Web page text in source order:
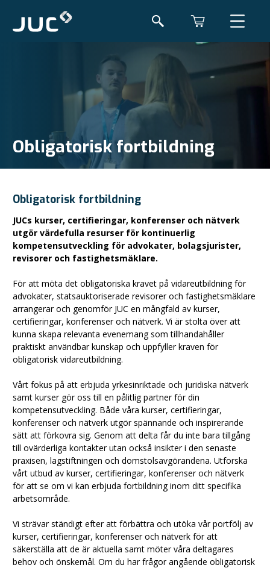
Obligatorisk fortbildning
Obligatorisk fortbildning
JUCs kurser, certifieringar, konferenser och nätverk
utgör värdefulla resurser för kontinuerlig
kompetensutveckling för advokater, bolagsjurister,
revisorer och fastighetsmäklare.
För att möta det obligatoriska kravet på vidareutbildning för
advokater, statsauktoriserade revisorer och fastighetsmäklare
arrangerar och genomför JUC en mångfald av kurser,
certifieringar, konferenser och nätverk. Vi är stolta över att
kunna skapa relevanta evenemang som tillhandahåller
praktiskt användbar kunskap och uppfyller kraven för
obligatorisk vidareutbildning.
Vårt fokus på att erbjuda yrkesinriktade och juridiska nätverk
samt kurser gör oss till en pålitlig partner för din
kompetensutveckling. Både våra kurser, certifieringar,
konferenser och nätverk utgör spännande och inspirerande
sätt att förkovra sig. Genom att delta får du inte bara tillgång
till ovärderliga kontakter utan också insikter i den senaste
praxisen, lagstiftningen och domstolsavgörandena. Utforska
vårt utbud av kurser, certifieringar, konferenser och nätverk
för att se om vi kan erbjuda fortbildning inom ditt specifika
arbetsområde.
Vi strävar ständigt efter att förbättra och utöka vår portfölj av
kurser, certifieringar, konferenser och nätverk för att
säkerställa att de är aktuella samt möter våra deltagares
behov och önskemål. Om du har frågor angående obligatorisk